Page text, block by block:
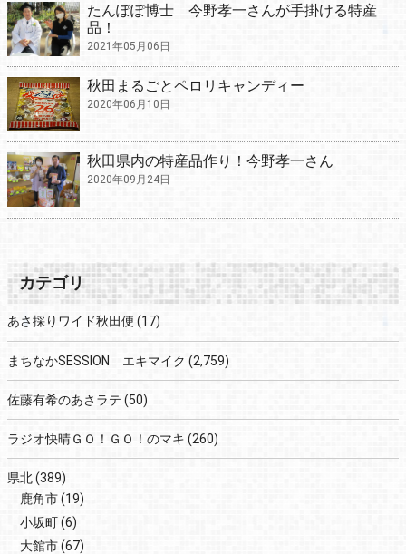
たんぽぽ博士 今野孝一さんが手掛ける特産
品！
2021年05月06日
秋田まるごとペロリキャンディー
2020年06月10日
秋田県内の特産品作り！今野孝一さん
2020年09月24日
カテゴリ
あさ採りワイド秋田便 (17)
まちなかSESSION エキマイク (2,759)
佐藤有希のあさラテ (50)
ラジオ快晴ＧＯ！ＧＯ！のマキ (260)
県北(389)
鹿角市(19)
小坂町(6)
大館市(67)